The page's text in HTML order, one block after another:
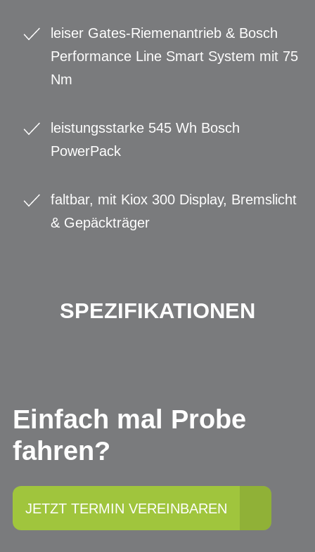
leiser Gates-Riemenantrieb & Bosch
Performance Line Smart System mit 75
Nm
leistungsstarke 545 Wh Bosch
PowerPack
faltbar, mit Kiox 300 Display, Bremslicht
& Gepäckträger
SPEZIFIKATIONEN
Einfach mal Probe
fahren?
JETZT TERMIN VEREINBAREN